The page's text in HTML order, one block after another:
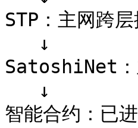
STP：主网跨
SatoshiNet：
智能合约：